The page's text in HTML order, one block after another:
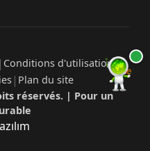
| Conditions d'utilisation|
| Plan du site
réservés. | Pour un